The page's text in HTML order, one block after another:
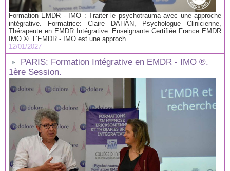
Formation EMDR - IMO : Traiter le psychotrauma avec une approche
intégrative. Formatrice: Claire DAHAN, Psychologue Clinicienne,
Thérapeute en EMDR Intégrative. Enseignante Certifiée France EMDR
IMO ®. L’EMDR - IMO est une approch...
12/01/2027
PARIS: Formation Intégrative en EMDR - IMO ®.
1ère Session.